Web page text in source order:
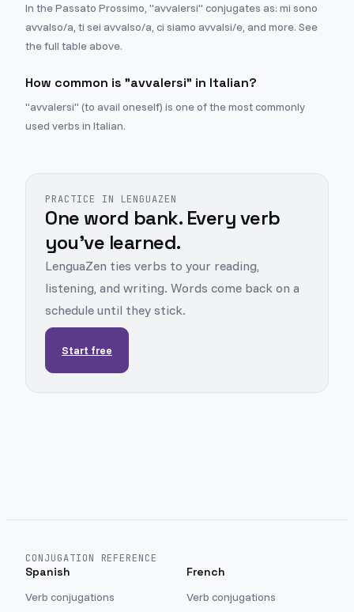
In the Passato Prossimo, "avvalersi" conjugates as: mi sono
avvalso/a, ti sei avvalso/a, ci siamo avvalsi/e, and more. See
the full table above.
How common is "avvalersi" in Italian?
"avvalersi" (to avail oneself) is one of the most commonly
used verbs in Italian.
PRACTICE IN LENGUAZEN
One word bank. Every verb
you've learned.
LenguaZen ties verbs to your reading,
listening, and writing. Words come back on a
schedule until they stick.
Start free
CONJUGATION REFERENCE
Spanish
Verb conjugations
French
Verb conjugations